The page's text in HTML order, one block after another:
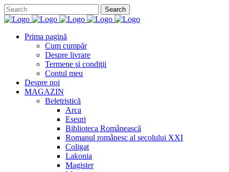
Prima pagină
Cum cumpăr
Despre livrare
Termene şi condiţii
Contul meu
Despre noi
MAGAZIN
Beletristică
Arca
Eseuri
Biblioteca Românească
Romanul românesc al secolului XXI
Coligat
Lakonia
Magister